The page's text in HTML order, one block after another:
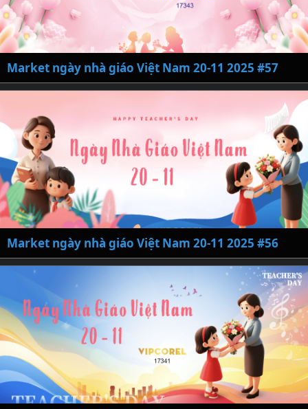
Market ngày nhà giáo Việt Nam 20-11 2025 #57
Market ngày nhà giáo Việt Nam 20-11 2025 #56